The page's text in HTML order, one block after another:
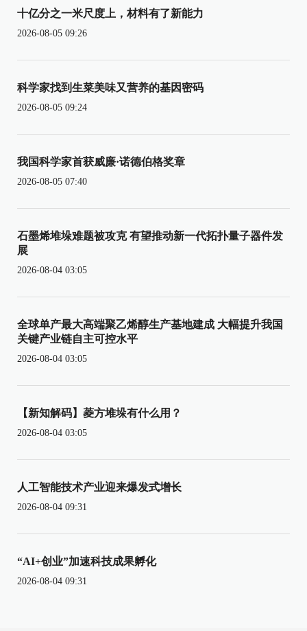
十亿分之一米尺度上，材料有了新能力
2026-08-05 09:26
科学家找到生菜美味又营养的基因密码
2026-08-05 09:24
我国科学家首获威廉·诺德伯格奖章
2026-08-05 07:40
石墨烯堆垛难题被攻克 有望推动新一代拓扑量子器件发
展
2026-08-04 03:05
全球单产最大高端聚乙烯醇生产基地建成 大幅提升我国
关键产业链自主可控水平
2026-08-04 03:05
【新知解码】菱方堆垛有什么用？
2026-08-04 03:05
人工智能技术产业迎来爆发式增长
2026-08-04 09:31
“AI+创业”加速科技成果孵化
2026-08-04 09:31